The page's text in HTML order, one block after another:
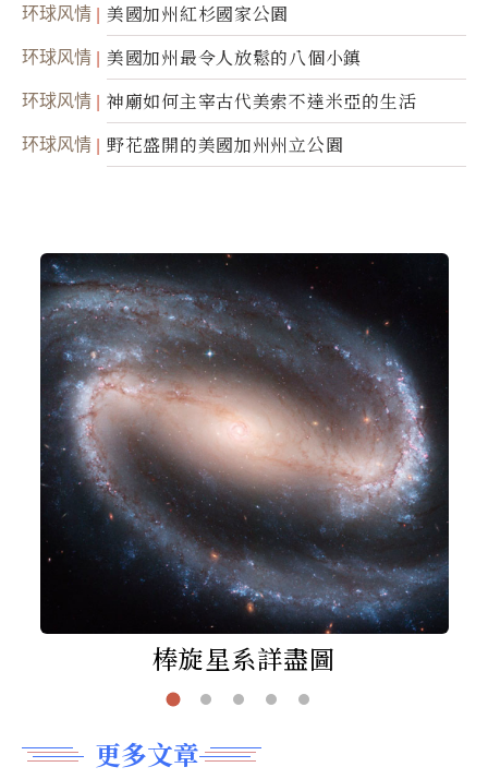
环球风情 美國加州紅杉國家公園
环球风情 美國加州最令人放鬆的八個小鎮
环球风情 神廟如何主宰古代美索不達米亞的生活
环球风情 野花盛開的美國加州州立公園
棒旋星系詳盡圖
更多文章